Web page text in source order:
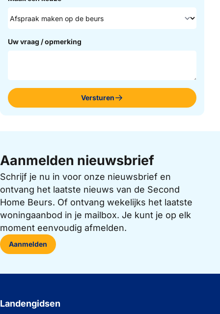
Uw vraag / opmerking
Versturen
Aanmelden nieuwsbrief
Schrijf je nu in voor onze nieuwsbrief en
ontvang het laatste nieuws van de Second
Home Beurs. Of ontvang wekelijks het laatste
woningaanbod in je mailbox. Je kunt je op elk
moment eenvoudig afmelden.
Aanmelden
Landengidsen